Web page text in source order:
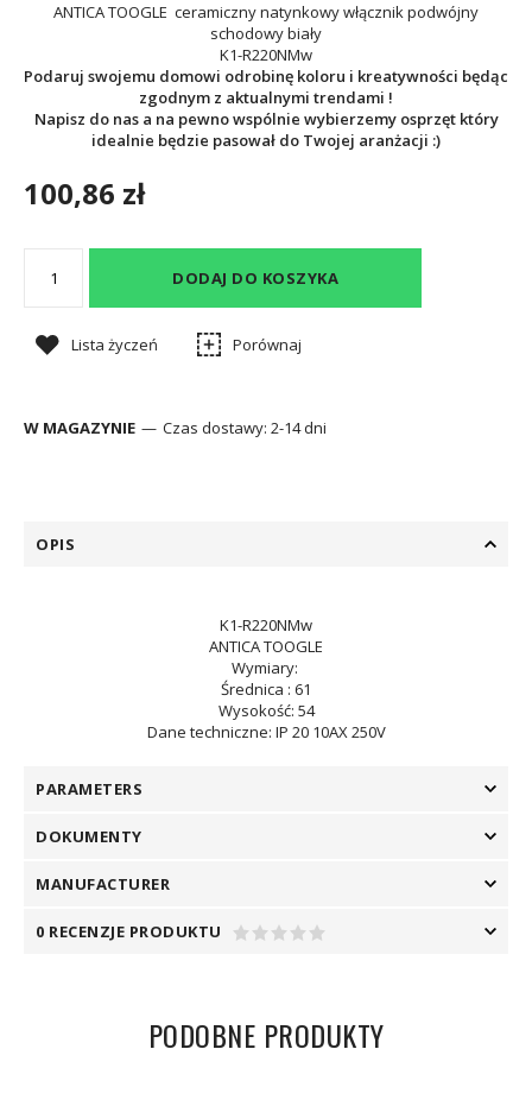
ANTICA TOOGLE ceramicznynatynkowy włącznik podwójny
schodowy biały
K1-R220NMw
Podaruj swojemu domowi odrobinę koloru i kreatywności będąc
zgodnym z aktualnymi trendami !
Napisz do nas a na pewno wspólnie wybierzemy osprzęt który
idealnie będzie pasował do Twojej aranżacji :)
100,86 zł
DODAJ DO KOSZYKA
Lista życzeń Porównaj
W MAGAZYNIE Czas dostawy: 2-14 dni
OPIS
K1-R220NMw
ANTICA TOOGLE
Wymiary:
Średnica : 61
Wysokość: 54
Dane techniczne: IP 20 10AX 250V
PARAMETERS
DOKUMENTY
MANUFACTURER
0 RECENZJE PRODUKTU
PODOBNE PRODUKTY